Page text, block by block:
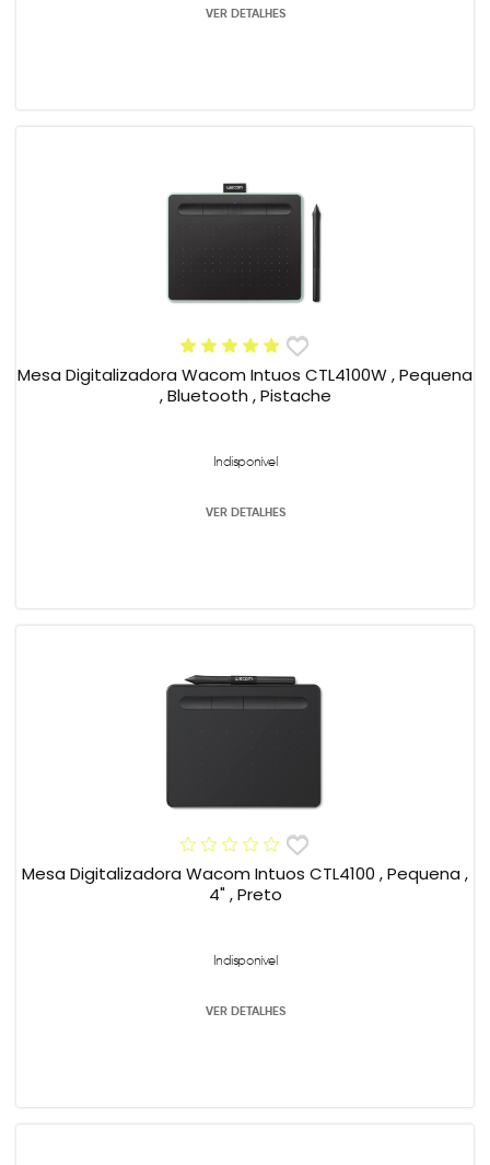
VER DETALHES
Mesa Digitalizadora Wacom Intuos CTL4100W , Pequena
, Bluetooth , Pistache
Indisponível
VER DETALHES
Mesa Digitalizadora Wacom Intuos CTL4100 , Pequena ,
4" , Preto
Indisponível
VER DETALHES